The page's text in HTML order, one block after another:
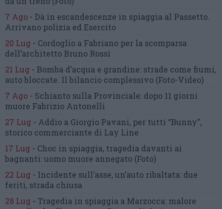
7 Ago - Dà in escandescenze in spiaggia al Passetto.
Arrivano polizia ed Esercito
20 Lug - Cordoglio a Fabriano per la scomparsa
dell’architetto Bruno Rossi
21 Lug - Bomba d’acqua e grandine: strade come fiumi,
auto bloccate. Il bilancio complessivo (Foto-Video)
7 Ago - Schianto sulla Provinciale: dopo 11 giorni
muore Fabrizio Antonelli
27 Lug - Addio a Giorgio Pavani, per tutti “Bunny”,
storico commerciante di Lay Line
17 Lug - Choc in spiaggia, tragedia davanti ai
bagnanti:uomo muore annegato (Foto)
22 Lug - Incidente sull’asse, un’auto ribaltata: due
feriti, strada chiusa
28 Lug - Tragedia in spiaggia a Marzocca: malore